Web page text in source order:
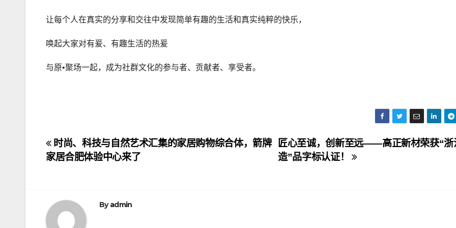
让每个人在真实的分享和交往中发现简单有趣的生活和真实纯粹的快乐，
唤起大家对有爰、有趣生活的热爰
与原•聚场一起，成为社群文化的参与者、贡献者、享受者。
文
章
航
匠心至诚，创新至远——高正新材荣获“浙
造”品字标认证！
时尚、科技与自然艺术汇集的家居购物综合体，箭牌
家居合肥体验中心来了
Byadmin